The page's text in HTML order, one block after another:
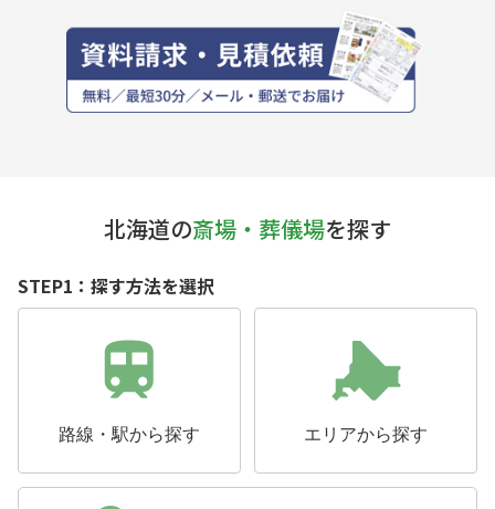
北海道の斎場・葬儀場を探す
STEP1：探す方法を選択
路線・駅から探す エリアから探す